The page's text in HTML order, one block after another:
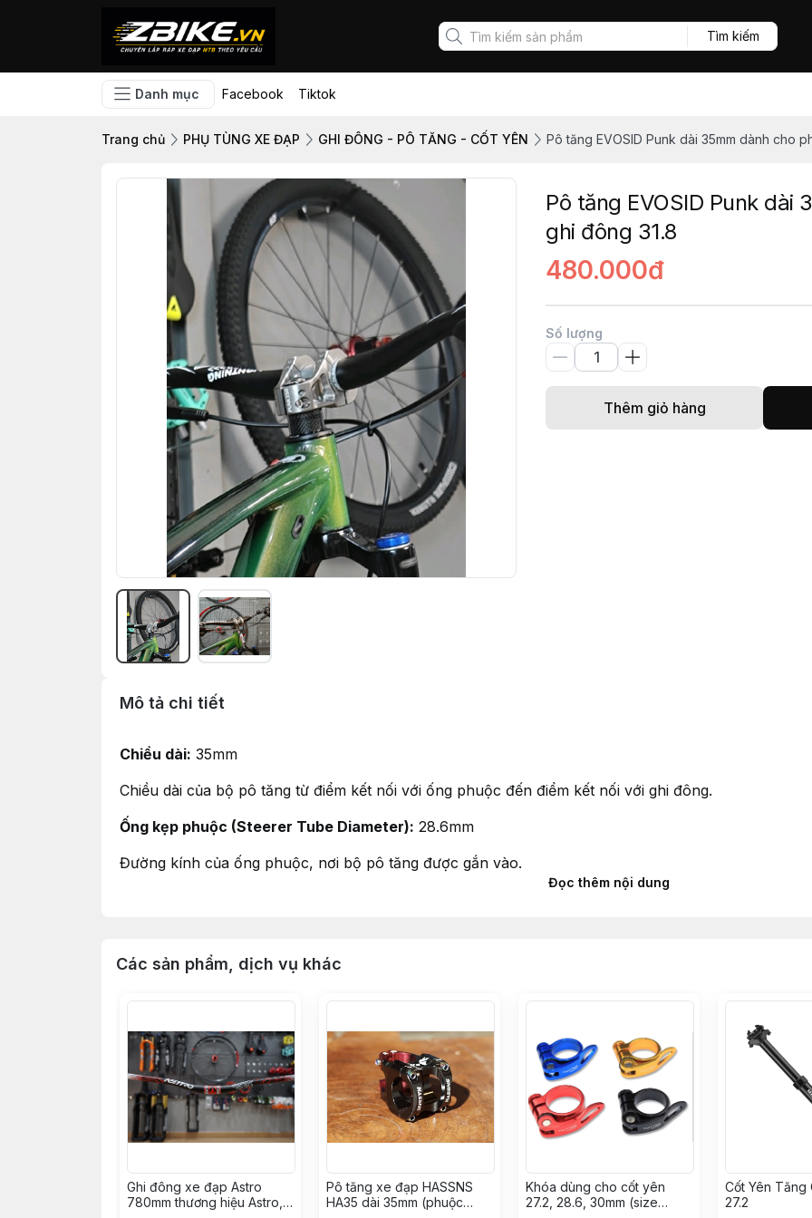
Tìm kiếm
Danh mục Facebook Tiktok
Trang chủ PHỤ TÙNG XE ĐẠP GHI ĐÔNG - PÔ TĂNG - CỐT YÊN Pô tăng EVOSID Punk dài 35mm dành cho
Pô tăng EVOSID Punk dài
ghi đông 31.8
480.000đ
Số lượng
Thêm giỏ hàng
Mô tả chi tiết
Chiều dài: 35mm
Chiều dài của bộ pô tăng từ điểm kết nối với ống phuộc đến điểm kết nối với ghi đông.
Ống kẹp phuộc (Steerer Tube Diameter): 28.6mm
Đường kính của ống phuộc, nơi bộ pô tăng được gắn vào.
Vật liệu:Hợp kim nhôm (aluminum alloy) hoặc các loại hợp kim nhôm cao cấp, đảm bảo độ bền và
Trọng lượng:
từ 150 đến 200 gram
Zbike_ Chuyên lắp ráp xe đạp MTB chuyên nghiệp
Đọc thêm nội dung
Các sản phẩm, dịch vụ khác
Ghi đông xe đạp Astro
780mm thương hiệu Astro,
Pô tăng xe đạp HASSNS
HA35 dài 35mm (phuộc
Khóa dùng cho cốt yên
27.2, 28.6, 30mm (size
Cốt Yên Tăng
27.2